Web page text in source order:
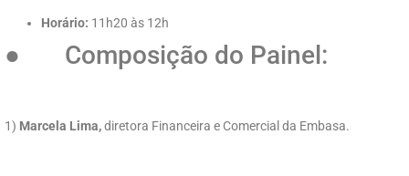
Horário: 11h20 às 12h
● Composição do Painel:
1) Marcela Lima,diretora Financeira e Comercial da Embasa.